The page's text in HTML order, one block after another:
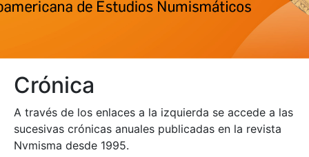
Crónica
A través de los enlaces a la izquierda se accede a las
sucesivas crónicas anuales publicadas en la revista
Nvmisma desde 1995.